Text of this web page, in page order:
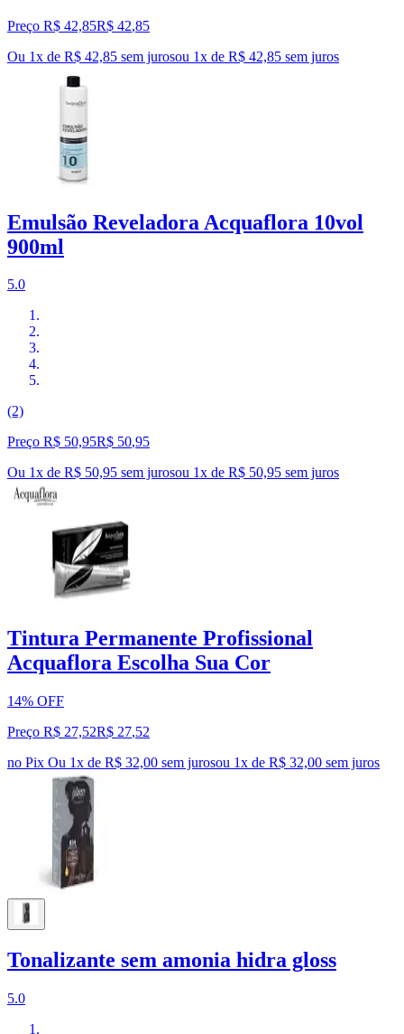
Preço R$ 42,85R$ 42,85
Ou 1x de R$ 42,85 sem jurosou 1x de R$ 42,85 sem juros
Emulsão Reveladora Acquaflora 10vol
900ml
5.0
(2)
Preço R$ 50,95R$ 50,95
Ou 1x de R$ 50,95 sem jurosou 1x de R$ 50,95 sem juros
Tintura Permanente Profissional
Acquaflora Escolha Sua Cor
14% OFF
Preço R$ 27,52R$ 27,52
no Pix Ou 1x de R$ 32,00 sem jurosou 1x de R$ 32,00 sem juros
Tonalizante sem amonia hidra gloss
5.0